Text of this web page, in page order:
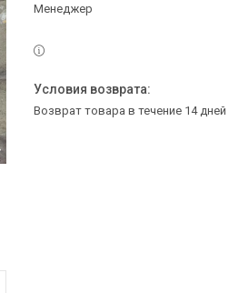
Менеджер
возврат товара в течение 14 дней